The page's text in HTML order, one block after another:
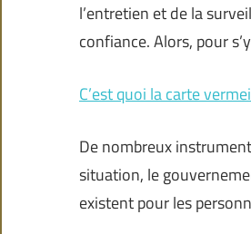
l’entretien et de la
confiance. Alors, pour
C’est quoi la carte
De nombreux
situation, le
existent pour les